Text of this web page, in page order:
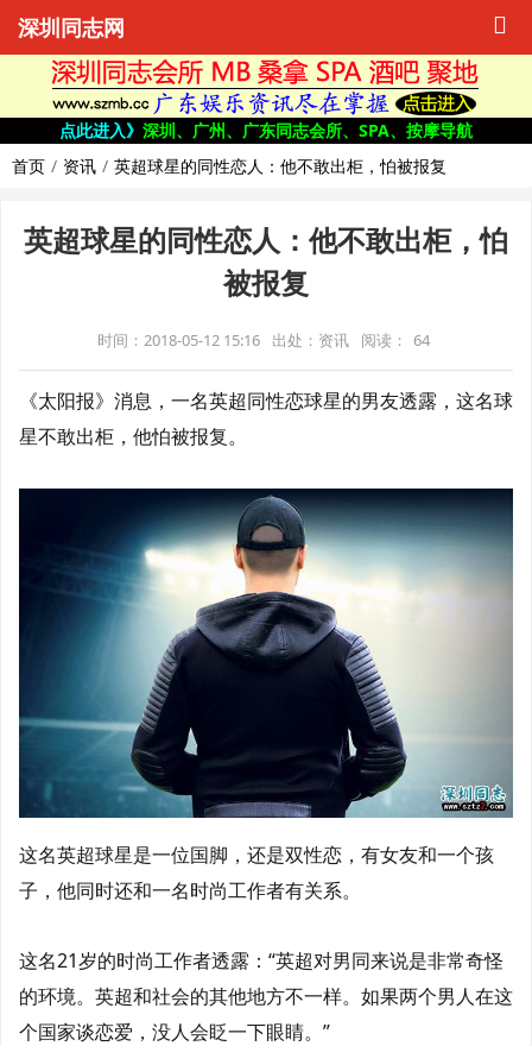
深圳同志网
点此进入》 深圳、广州、广东同志会所、SPA、按摩导航
首页
资讯 英超球星的同性恋人：他不敢出柜，怕被报复
英超球星的同性恋人：他不敢出柜，怕
被报复
时间：2018-05-12 15:16 出处：资讯 阅读： 64
《太阳报》消息，一名英超同性恋球星的男友透露，这名球
星不敢出柜，他怕被报复。
这名英超球星是一位国脚，还是双性恋，有女友和一个孩
子，他同时还和一名时尚工作者有关系。
这名21岁的时尚工作者透露：“英超对男同来说是非常奇怪
的环境。英超和社会的其他地方不一样。如果两个男人在这
个国家谈恋爱，没人会眨一下眼睛。”